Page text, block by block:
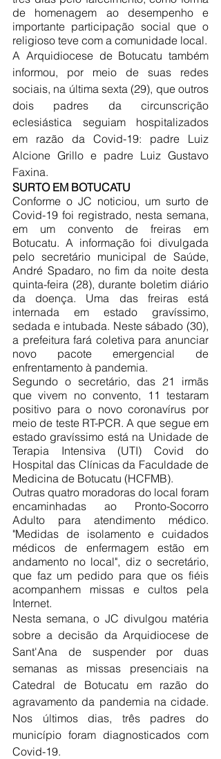
de homenagem ao desempenho e
importante participação social que o
religioso teve com a comunidade local.
A Arquidiocese de Botucatu também
informou, por meio de suas redes
sociais, na última sexta (29), que outros
dois padres da circunscrição
eclesiástica seguiam hospitalizados
em razão da Covid-19: padre Luiz
Alcione Grillo e padre Luiz Gustavo
Faxina.
SURTO EM BOTUCATU
Conforme o JC noticiou, um surto de
Covid-19 foi registrado, nesta semana,
em um convento de freiras em
Botucatu. A informação foi divulgada
pelo secretário municipal de Saúde,
André Spadaro, no fim da noite desta
quinta-feira (28), durante boletim diário
da doença. Uma das freiras está
internada em estado gravíssimo,
sedada e intubada. Neste sábado (30),
a prefeitura fará coletiva para anunciar
novo pacote emergencial de
enfrentamento à pandemia.
Segundo o secretário, das 21 irmãs
que vivem no convento, 11 testaram
positivo para o novo coronavírus por
meio de teste RT-PCR. A que segue em
estado gravíssimo está na Unidade de
Terapia Intensiva (UTI) Covid do
Hospital das Clínicas da Faculdade de
Medicina de Botucatu (HCFMB).
Outras quatro moradoras do local foram
encaminhadas ao Pronto-Socorro
Adulto para atendimento médico.
"Medidas de isolamento e cuidados
médicos de enfermagem estão em
andamento no local", diz o secretário,
que faz um pedido para que os fiéis
acompanhem missas e cultos pela
Internet.
Nesta semana, o JC divulgou matéria
sobre a decisão da Arquidiocese de
Sant'Ana de suspender por duas
semanas as missas presenciais na
Catedral de Botucatu em razão do
agravamento da pandemia na cidade.
Nos últimos dias, três padres do
município foram diagnosticados com
Covid-19.